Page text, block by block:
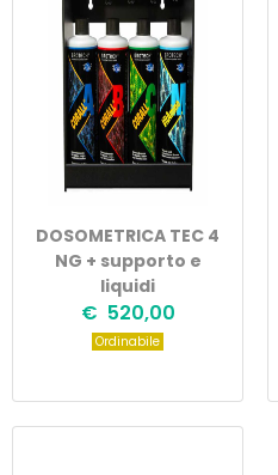
DOSOMETRICA TEC 4
NG + supporto e
liquidi
€ 520,00
Ordinabile